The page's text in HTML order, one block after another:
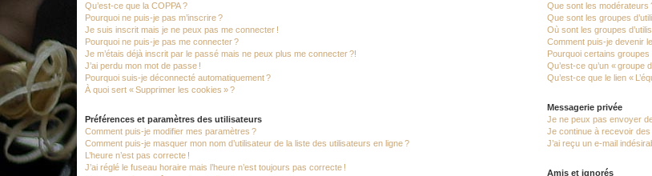
Qu’est-ce que la COPPA ?
Pourquoi ne puis-je pas m’inscrire ?
Je suis inscrit mais je ne peux pas me connecter !
Pourquoi ne puis-je pas me connecter ?
Je m’étais déjà inscrit par le passé mais ne peux plus me connecter ?!
J’ai perdu mon mot de passe !
Pourquoi suis-je déconnecté automatiquement ?
À quoi sert « Supprimer les cookies » ?
Préférences et paramètres des utilisateurs
Comment puis-je modifier mes paramètres ?
Comment puis-je masquer mon nom d’utilisateur de la liste des utilisateurs en ligne ?
L’heure n’est pas correcte !
J’ai réglé le fuseau horaire mais l’heure n’est toujours pas correcte !
Que sont les modérateurs
Que sont les groupes
Où sont les groupes
Comment puis-je devenir
Pourquoi certains
Qu’est-ce qu’un « groupe
Qu’est-ce que le lien «
Messagerie privée
Je ne peux pas envoyer
Je continue à recevoir
J’ai reçu un e-mail
Amis et ignorés